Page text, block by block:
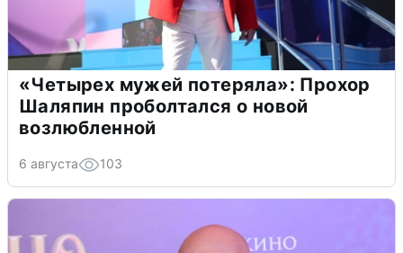
«Четырех мужей потеряла»: Прохор
Шаляпин проболтался о новой
возлюбленной
6 августа 103